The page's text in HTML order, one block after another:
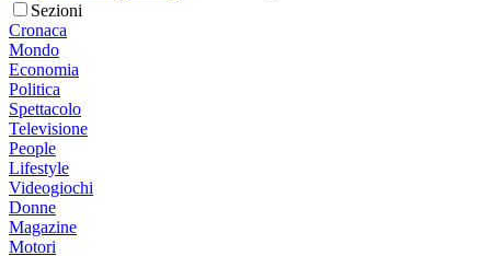
Sezioni
Cronaca
Mondo
Economia
Politica
Spettacolo
Televisione
People
Lifestyle
Videogiochi
Donne
Magazine
Motori